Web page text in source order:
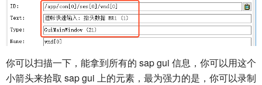
你可以扫描一下，能拿到所有的 sap gui 信息，你可以用这个
小箭头来拾取 sap gui 上的元素，最为强力的是，你可以录制